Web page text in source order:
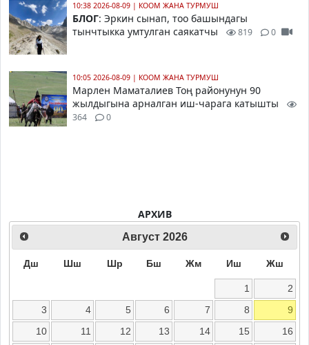
10:38 2026-08-09 | КООМ ЖАНА ТУРМУШ
БЛОГ: Эркин сынап, тоо башындагы
тынчтыкка умтулган саякатчы
819 0
10:05 2026-08-09 | КООМ ЖАНА ТУРМУШ
Марлен Маматалиев Тоң районунун 90
жылдыгына арналган иш-чарага катышты
364 0
АРХИВ
Август 2026
Дш Шш Шр Бш Жм Иш Жш
1
2
3
4 5 6 7 8
9
10
11 12 13 14 15
16